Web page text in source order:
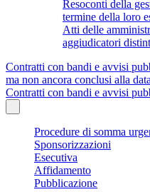
Resoconti della
termine della loro
Atti delle
aggiudicatori
Contratti con bandi e avvisi
ma non ancora conclusi alla
Contratti con bandi e avvisi
Procedure di somma
Sponsorizzazioni
Esecutiva
Affidamento
Pubblicazione